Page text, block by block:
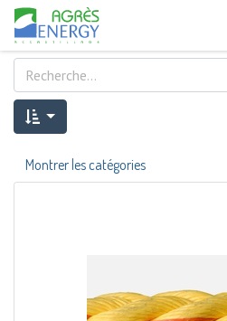
Montrer les catégories